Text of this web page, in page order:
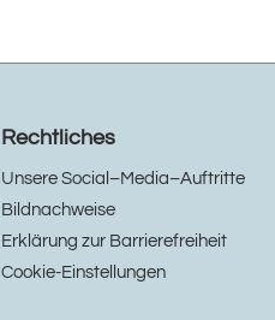
Rechtliches
Unsere Social–Media–Auftritte
Bildnachweise
Erklärung zur Barrierefreiheit
Cookie-Einstellungen